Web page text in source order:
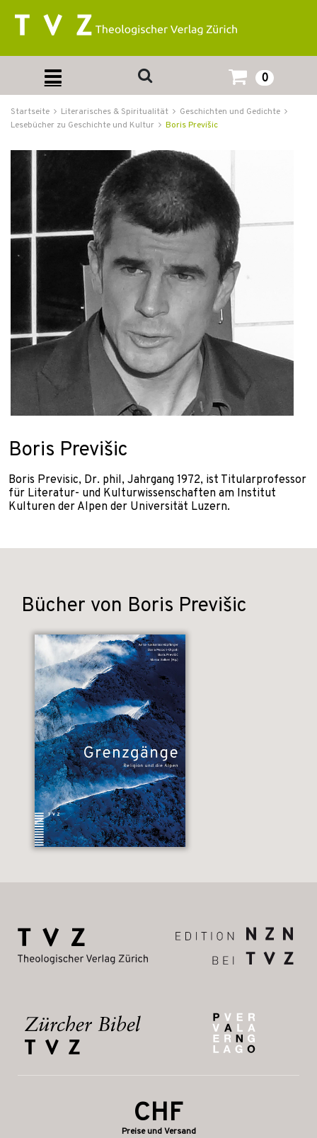
0
Startseite Literarisches & Spiritualität
Geschichten und Gedichte
Lesebücher zu Geschichte und Kultur
Boris Previšic
Boris Previšic
Boris Previsic, Dr. phil, Jahrgang 1972, ist Titularprofessor
für Literatur- und Kulturwissenschaften am Institut
Kulturen der Alpen der Universität Luzern.
Bücher von Boris Previšic
CHF
Preise und Versand